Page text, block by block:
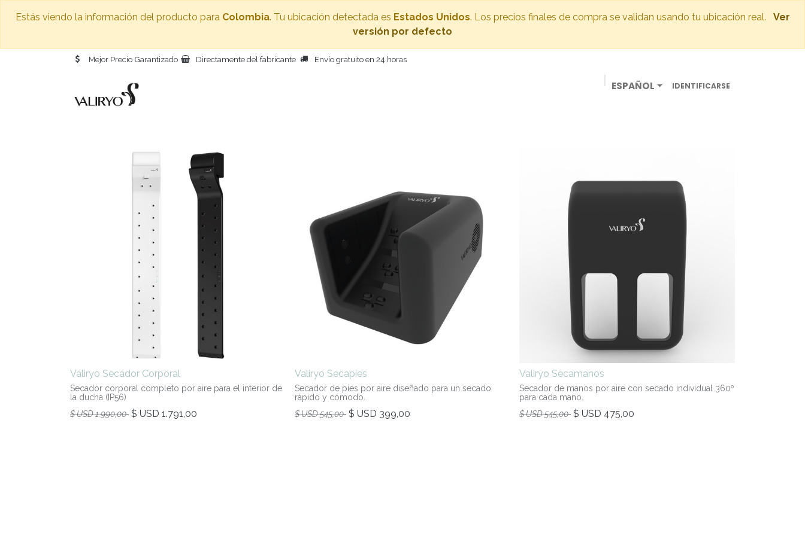
Estás viendo la información del producto para Colombia. Tu ubicación detectada es Estados Unidos. Los precios finales de compra se validan usando tu ubicación real.
Ver
versión por defecto
Mejor Precio Garantizado Directamente del fabricante Envío gratuito en 24 horas
ESPAÑOL IDENTIFICARSE
Valiryo Secador Corporal
Secador corporal completo por aire para el interior de
la ducha (IP56)
$ USD1.990,00 $ USD 1.791,00
Valiryo Secapies
Secador de pies por aire diseñado para un secado
rápido y cómodo.
$ USD545,00 $ USD 399,00
Valiryo Secamanos
Secador de manos por aire con secado individual 360º
para cada mano.
$ USD545,00 $ USD 475,00